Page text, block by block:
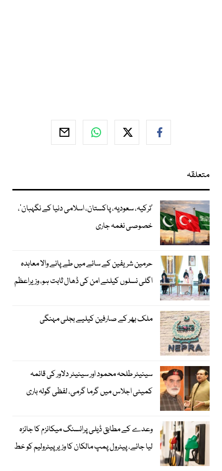
متعلقہ
‘ترکیہ، سعودیہ، پاکستان، اسلامی دنیا کے نگہبان’،
خصوصی نغمہ جاری
حرمین شریفین کے سائے میں طے پانے والا معاہدہ
اگلی نسلوں کیلئے امن کی ڈھال ثابت ہو، وزیراعظم
ملک بھر کے صارفین کیلیے بجلی مہنگی
سینیٹر طلحہ محمود اور سینیٹر دلاور کی قائمہ
کمیٹی اجلاس میں گرما گرمی، لفظی گولہ باری
وعدے کے مطابق ڈیلی پرائسنگ میکانزم کا جائزہ
لیا جائے، پیٹرول پمپ مالکان کا وزیرپیٹرولیم کو خط